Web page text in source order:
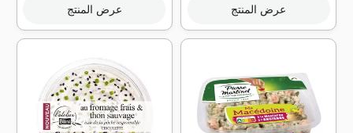
عرض المنتج عرض المنتج